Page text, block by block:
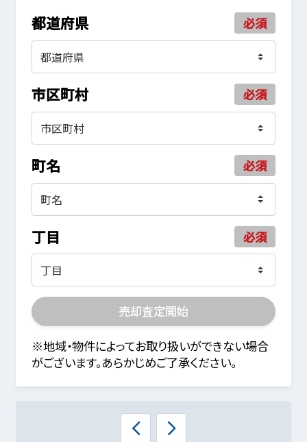
都道府県 必須
市区町村 必須
町名 必須
丁目 必須
売却査定開始
※地域・物件によってお取り扱いができない場合
がございます。あらかじめご了承ください。